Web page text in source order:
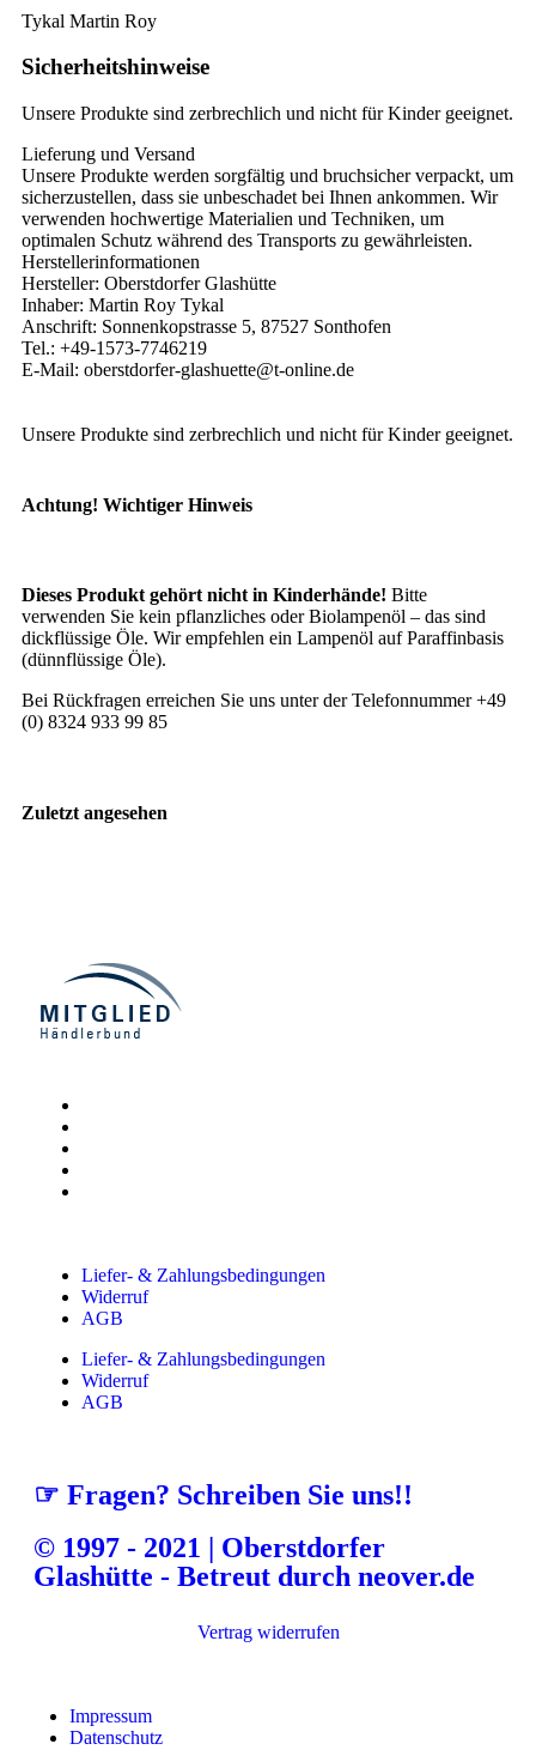
Tykal Martin Roy
Sicherheitshinweise
Unsere Produkte sind zerbrechlich und nicht für Kinder geeignet.
Lieferung und Versand
Unsere Produkte werden sorgfältig und bruchsicher verpackt, um
sicherzustellen, dass sie unbeschadet bei Ihnen ankommen. Wir
verwenden hochwertige Materialien und Techniken, um
optimalen Schutz während des Transports zu gewährleisten.
Herstellerinformationen
Hersteller: Oberstdorfer Glashütte
Inhaber: Martin Roy Tykal
Anschrift: Sonnenkopstrasse 5, 87527 Sonthofen
Tel.: +49-1573-7746219
E-Mail: oberstdorfer-glashuette@t-online.de
Unsere Produkte sind zerbrechlich und nicht für Kinder geeignet.
Achtung! Wichtiger Hinweis
Dieses Produkt gehört nicht in Kinderhände! Bitte
verwenden Sie kein pflanzliches oder Biolampenöl – das sind
dickflüssige Öle. Wir empfehlen ein Lampenöl auf Paraffinbasis
(dünnflüssige Öle).
Bei Rückfragen erreichen Sie uns unter der Telefonnummer +49
(0) 8324 933 99 85
Zuletzt angesehen
Liefer- & Zahlungsbedingungen
Widerruf
AGB
Liefer- & Zahlungsbedingungen
Widerruf
AGB
☞ Fragen? Schreiben Sie uns!!
© 1997 - 2021 | Oberstdorfer
Glashütte - Betreut durch neover.de
Vertrag widerrufen
Impressum
Datenschutz